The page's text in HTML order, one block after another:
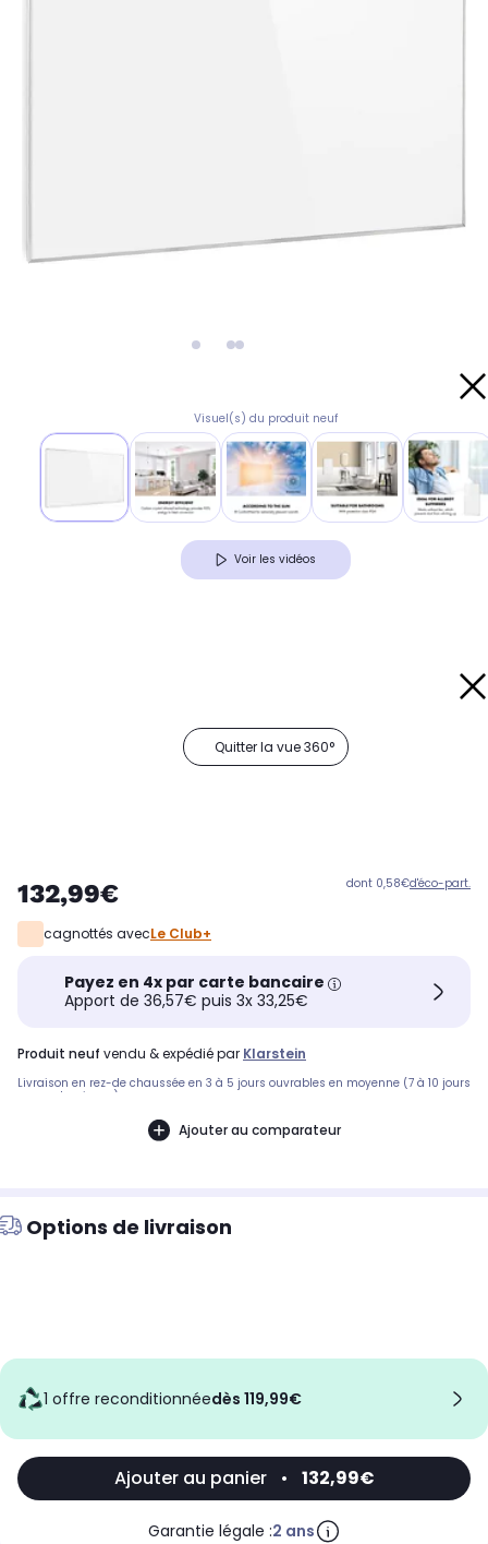
Visuel(s) du produit neuf
Voir les vidéos
Quitter la vue 360°
132,99€ dont 0,58€d'éco-part.
cagnottés avecLe Club+
Payez en 4x par carte bancaire
Apport de 36,57€ puis 3x 33,25€
produit neuf vendu & expédié par Klarstein
Livraison en rez-de chaussée en 3 à 5 jours ouvrables en moyenne (7 à 10 jours
pour volumineux)
Ajouter au comparateur
Options de livraison
1 offre reconditionnée dès 119,99€
Ajouter au panier • 132,99€
Garantie légale :2 ans